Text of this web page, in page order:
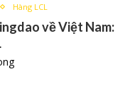
Hàng LCL
về Việt Nam: